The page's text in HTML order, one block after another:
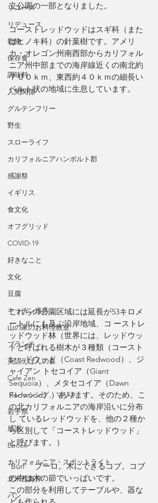
リユーズ
リデュース
乾物
保存食
調味料
人間関係
グルテンフリー
野生
スローライフ
カリフォルニアハンボルト郡
感謝祭
イギリス
食文化
オフグリッド
COVID-19
好きなこと
文化
豆腐
キッチン道具
山の家のお料理教室
ブランチ
英語えほんの森
Cafe Zen
ドレッシング、マリネ
岩手県
感謝
Ebook
カリフォルニア・スポットライト
北米西海岸
パン
立公園の一部となりました。
コーストレッドウッドはスギ科（また
はヒノキ科）の針葉樹です。アメリ
カ・オレゴン州南西部からカリフォル
ニア州中部までの海岸線近くの南北約
７００ｋｍ、東西約４０ｋｍの細長い
ベルト状の地域に生息しています。
これらの公園区域には延長が53キロメ
ートルにも及ぶ沿岸地域、コ ーストレ
ッドウッド林（世界には、レッドウッ
ドと呼ばれる樹木が３種類（コースト
レッドウッド（Coast Redwood）、ジ
ャイアン トセコイア（Giant
Sequoia）、メタセコイア（Dawn
Redwood））あります。そのため、こ
の北カリフォルニアの海岸沿いに分布
し ているレッドウッドを、他の２種か
ら区別して「コーストレッドウッド」
と呼びます。）
’Burl’　ブーロ。木にできるコブ。コブ
の中は木の節でいっぱいです。
この部分を利用してテーブルや、器な